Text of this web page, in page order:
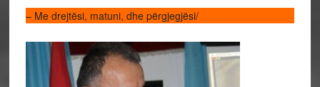
– Me drejtësi, matuni, dhe përgjegjësi/